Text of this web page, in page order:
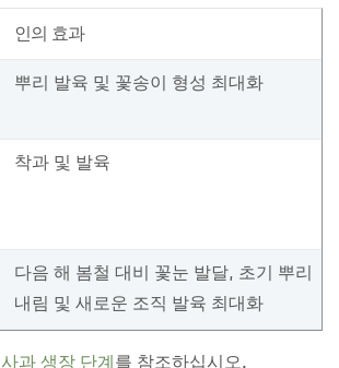
인의 효과
뿌리 발육 및 꽃송이 형성 최대화
착과 및 발육
다음 해 봄철 대비 꽃눈 발달, 초기 뿌리
내림 및 새로운 조직 발육 최대화
사과 생장 단계 를 참조하십시오.